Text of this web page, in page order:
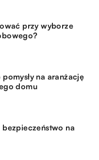
przy wyborze
na aranżację
domu
na